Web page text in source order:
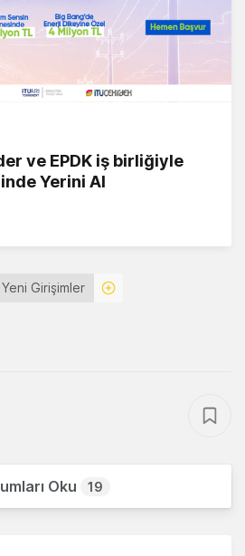
ve EPDK iş birliğiyle
Yerini Al
Yeni Girişimler
Oku 19